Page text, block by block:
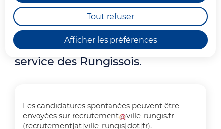
Afficher les préférences
Tout refuser
La Ville de Rungis recrute
régulièrement divers profils,
titulaires de la fonction publique
ou contractuels, pour travailler au
service des Rungissois.
Les candidatures spontanées peuvent être
envoyées sur recrutement ville-rungis.fr
(recrutement[at]ville-rungis[dot]fr).